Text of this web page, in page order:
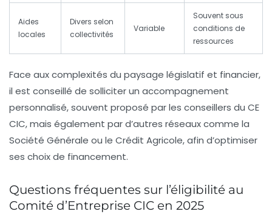
Aides
locales
Divers selon
collectivités
Variable
Souvent sous
conditions de
ressources
Face aux complexités du paysage législatif et financier,
il est conseillé de solliciter un accompagnement
personnalisé, souvent proposé par les conseillers du CE
CIC, mais également par d’autres réseaux comme la
Société Générale ou le Crédit Agricole, afin d’optimiser
ses choix de financement.
Questions fréquentes sur l’éligibilité au
Comité d’Entreprise CIC en 2025